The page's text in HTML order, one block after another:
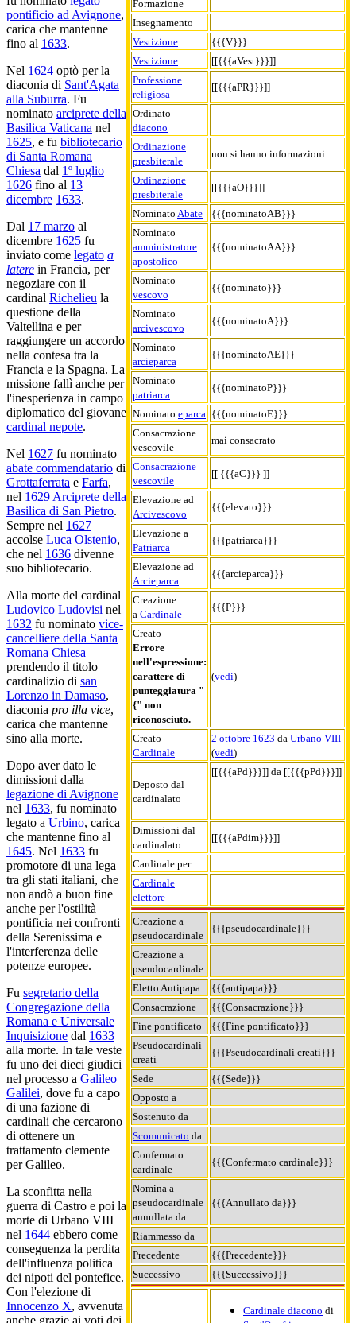
Formazione
Insegnamento
Vestizione
{{{V}}}
Vestizione
[[{{{aVest}}}]]
Professione
religiosa
[[{{{aPR}}}]]
Ordinato
diacono
Ordinazione
presbiterale
non si hanno informazioni
Ordinazione
presbiterale
[[{{{aO}}}]]
Nominato Abate
{{{nominatoAB}}}
Nominato
amministratore
apostolico
{{{nominatoAA}}}
Nominato
vescovo
{{{nominato}}}
Nominato
arcivescovo
{{{nominatoA}}}
Nominato
arcieparca
{{{nominatoAE}}}
Nominato
patriarca
{{{nominatoP}}}
Nominato eparca {{{nominatoE}}}
Consacrazione
vescovile
mai consacrato
Consacrazione
vescovile
[[ {{{aC}}} ]]
Elevazione ad
Arcivescovo
{{{elevato}}}
Elevazione a
Patriarca
{{{patriarca}}}
Elevazione ad
Arcieparca
{{{arcieparca}}}
Creazione
a Cardinale
{{{P}}}
Creato
Errore
nell'espressione:
carattere di
punteggiatura "
{" non
riconosciuto.
(vedi)
Creato
Cardinale
2 ottobre 1623 da Urbano VIII
(vedi)
Deposto dal
cardinalato
[[{{{aPd}}}]] da [[{{{pPd}}}]]
Dimissioni dal
cardinalato
[[{{{aPdim}}}]]
Cardinale per
Cardinale
elettore
Creazione a
pseudocardinale
{{{pseudocardinale}}}
Creazione a
pseudocardinale
Eletto Antipapa
{{{antipapa}}}
Consacrazione
{{{Consacrazione}}}
Fine pontificato
{{{Fine pontificato}}}
Pseudocardinali
creati
{{{Pseudocardinali creati}}}
Sede
{{{Sede}}}
Opposto a
Sostenuto da
Scomunicato da
Confermato
cardinale
{{{Confermato cardinale}}}
Nomina a
pseudocardinale
annullata da
{{{Annullato da}}}
Riammesso da
Precedente
{{{Precedente}}}
Successivo
{{{Successivo}}}
Cardinale diacono di
pontificio ad Avignone,
carica che mantenne
fino al 1633.
Nel 1624 optò per la
diaconia di Sant'Agata
alla Suburra. Fu
nominato arciprete della
Basilica Vaticana nel
1625, e fu bibliotecario
di Santa Romana
Chiesa dal 1º luglio
1626 fino al 13
dicembre 1633.
Dal 17 marzo al
dicembre 1625 fu
inviato come legato a
latere in Francia, per
negoziare con il
cardinal Richelieu la
questione della
Valtellina e per
raggiungere un accordo
nella contesa tra la
Francia e la Spagna. La
missione fallì anche per
l'inesperienza in campo
diplomatico del giovane
cardinal nepote.
Nel 1627 fu nominato
abate commendatario di
Grottaferrata e Farfa,
nel 1629 Arciprete della
Basilica di San Pietro.
Sempre nel 1627
accolse Luca Olstenio,
che nel 1636 divenne
suo bibliotecario.
Alla morte del cardinal
Ludovico Ludovisi nel
1632 fu nominato vice-
cancelliere della Santa
Romana Chiesa
prendendo il titolo
cardinalizio di san
Lorenzo in Damaso,
diaconia pro illa vice,
carica che mantenne
sino alla morte.
Dopo aver dato le
dimissioni dalla
legazione di Avignone
nel 1633, fu nominato
legato a Urbino, carica
che mantenne fino al
1645. Nel 1633 fu
promotore di una lega
tra gli stati italiani, che
non andò a buon fine
anche per l'ostilità
pontificia nei confronti
della Serenissima e
l'interferenza delle
potenze europee.
Fu segretario della
Congregazione della
Romana e Universale
Inquisizione dal 1633
alla morte. In tale veste
fu uno dei dieci giudici
nel processo a Galileo
Galilei, dove fu a capo
di una fazione di
cardinali che cercarono
di ottenere un
trattamento clemente
per Galileo.
La sconfitta nella
guerra di Castro e poi la
morte di Urbano VIII
nel 1644 ebbero come
conseguenza la perdita
dell'influenza politica
dei nipoti del pontefice.
Con l'elezione di
Innocenzo X, avvenuta
anche grazie ai voti dei